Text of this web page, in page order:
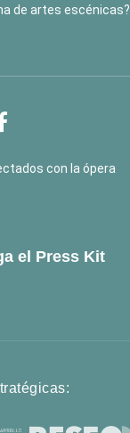
de artes escénicas?
con la ópera
el Press Kit